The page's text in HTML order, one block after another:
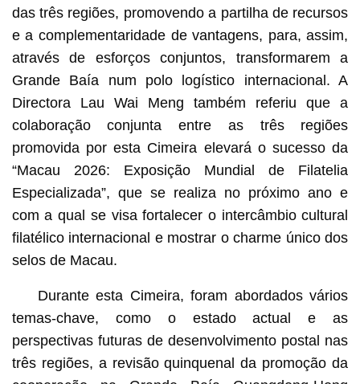
das três regiões, promovendo a partilha de recursos
e a complementaridade de vantagens, para, assim,
através de esforços conjuntos, transformarem a
Grande Baía num polo logístico internacional. A
Directora Lau Wai Meng também referiu que a
colaboração conjunta entre as três regiões
promovida por esta Cimeira elevará o sucesso da
“Macau 2026: Exposição Mundial de Filatelia
Especializada”, que se realiza no próximo ano e
com a qual se visa fortalecer o intercâmbio cultural
filatélico internacional e mostrar o charme único dos
selos de Macau.
Durante esta Cimeira, foram abordados vários
temas-chave, como o estado actual e as
perspectivas futuras de desenvolvimento postal nas
três regiões, a revisão quinquenal da promoção da